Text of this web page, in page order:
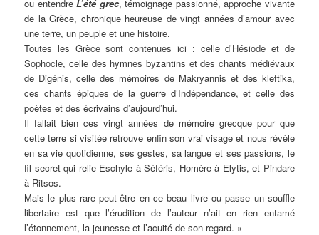
ou entendreL’été grec, témoignage passionné, approche vivante
de la Grèce, chronique heureuse de vingt années d’amour avec
une terre, un peuple et une histoire.
Toutes les Grèce sont contenues ici : celle d’Hésiode et de
Sophocle, celle des hymnes byzantins et des chants médiévaux
de Digénis, celle des mémoires de Makryannis et des kleftika,
ces chants épiques de la guerre d’Indépendance, et celle des
poètes et des écrivains d’aujourd’hui.
Il fallait bien ces vingt années de mémoire grecque pour que
cette terre si visitée retrouve enfin son vrai visage et nous révèle
en sa vie quotidienne, ses gestes, sa langue et ses passions, le
fil secret qui relie Eschyle à Séféris, Homère à Elytis, et Pindare
à Ritsos.
Mais le plus rare peut-être en ce beau livre ou passe un souffle
libertaire est que l’érudition de l’auteur n’ait en rien entamé
l’étonnement, la jeunesse et l’acuité de son regard. »